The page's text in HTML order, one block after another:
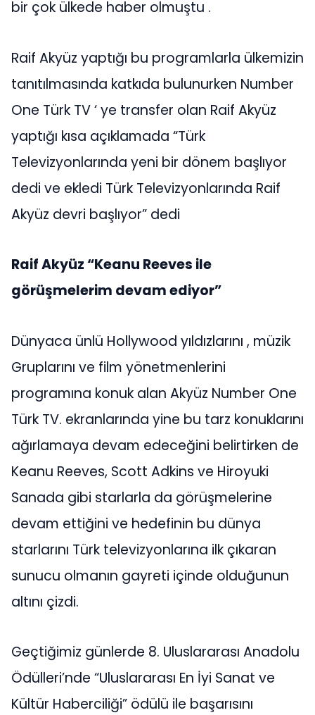
bir çok ülkede haber olmuştu .
Raif Akyüz yaptığı bu programlarla ülkemizin
tanıtılmasında katkıda bulunurken Number
One Türk TV ‘ ye transfer olan Raif Akyüz
yaptığı kısa açıklamada “Türk
Televizyonlarında yeni bir dönem başlıyor
dedi ve ekledi Türk Televizyonlarında Raif
Akyüz devri başlıyor” dedi
Raif Akyüz “Keanu Reeves ile
görüşmelerim devam ediyor”
Dünyaca ünlü Hollywood yıldızlarını , müzik
Gruplarını ve film yönetmenlerini
programına konuk alan Akyüz Number One
Türk TV. ekranlarında yine bu tarz konuklarını
ağırlamaya devam edeceğini belirtirken de
Keanu Reeves, Scott Adkins ve Hiroyuki
Sanada gibi starlarla da görüşmelerine
devam ettiğini ve hedefinin bu dünya
starlarını Türk televizyonlarına ilk çıkaran
sunucu olmanın gayreti içinde olduğunun
altını çizdi.
Geçtiğimiz günlerde 8. Uluslararası Anadolu
Ödülleri’nde “Uluslararası En İyi Sanat ve
Kültür Haberciliği” ödülü ile başarısını